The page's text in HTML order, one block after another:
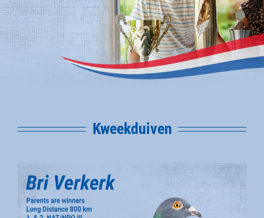
Kweekduiven